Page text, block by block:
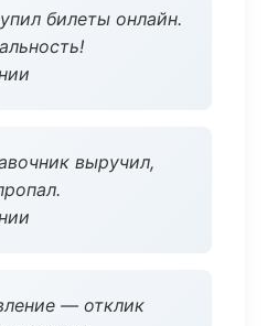
билеты онлайн.
выручил,
— отклик